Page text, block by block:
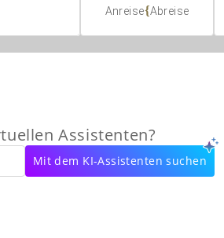
Anreise{Abreise
Assistenten?
Mit dem KI-Assistenten suchen